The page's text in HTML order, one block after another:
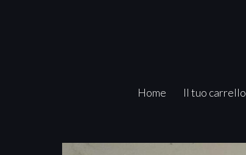
Home Il tuo carrello